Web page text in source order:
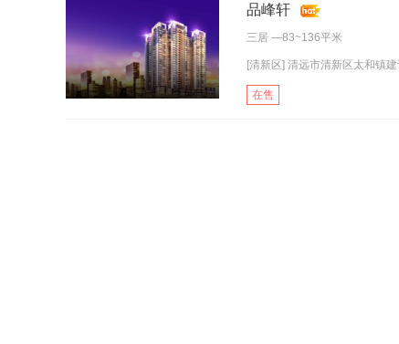
品峰轩
三居 —83~136平米
[清新区] 清远市清新区太和镇
在售